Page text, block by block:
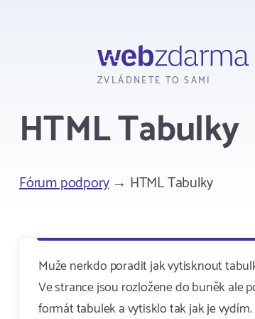
ZVLÁDNETE TO SAMI
HTML Tabulky
Fórum podpory→ HTML Tabulky
Muže nerkdo poradit jak vytisknout
Ve strance jsou rozložene do buněk ale
formát tabulek a vytisklo tak jak je vydím.